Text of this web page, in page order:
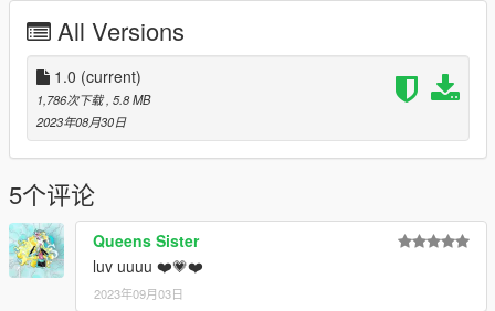
🌷 Map By Sakura Store:
https://discord.gg/7yv84xUaHt
All Versions
1.0 (current)
1,786次下载 , 5.8 MB
2023年08月30日
5个评论
Queens Sister
luv uuuu ❤️💗❤️
2023年09月03日